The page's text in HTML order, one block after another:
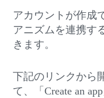
アカウントが作成
アニズムを連携す
きます。
下記のリンクから
て、「Create an